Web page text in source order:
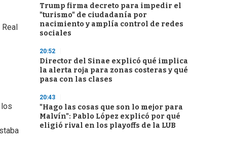
Trump firma decreto para impedir el
"turismo" de ciudadanía por
nacimiento y amplía control de redes
sociales
20:52
Director del Sinae explicó qué implica
la alerta roja para zonas costeras y qué
pasa con las clases
20:43
"Hago las cosas que son lo mejor para
Malvín": Pablo López explicó por qué
eligió rival en los playoffs de la LUB